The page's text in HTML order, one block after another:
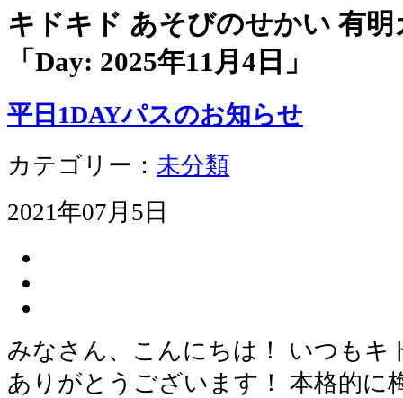
キドキド あそびのせかい 有
「Day: 2025年11月4日 」
平日1DAYパスのお知らせ
カテゴリー： 未分類
2021年07月5日
みなさん、こんにちは！ いつもキ
ありがとうございます！ 本格的に